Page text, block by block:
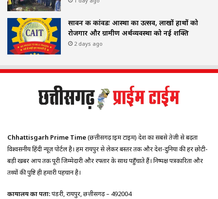
सावन की कांवडः आस्था का उत्सव, लाखों हाथों को
रोजगार और ग्रामीण अर्थव्यवस्था को नई शक्ति
2 days ago
Chhattisgarh Prime Time(छत्तीसगढ़ प्राइम टाइम) प्रदेश का सबसे तेजी से बढ़ता
विश्वसनीय हिंदी न्यूज़ पोर्टल है। हम रायपुर से लेकर बस्तर तक और देश-दुनिया की हर छोटी-
बड़ी खबर आप तक पूरी जिम्मेदारी और रफ्तार के साथ पहुँचाते हैं। निष्पक्ष पत्रकारिता और
तथ्यों की पुष्टि ही हमारी पहचान है।
कार्यालय का पता:पंडरी, रायपुर, छत्तीसगढ़ – 492004